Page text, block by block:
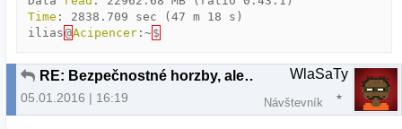
Time : 2838.709 sec (47 m 18 s )
ilias@Acipencer :~$
RE: Bezpečnostné horzby, alebo planý poplach?
05.01.2016 | 16:19
WlaSaTy
Návštevník